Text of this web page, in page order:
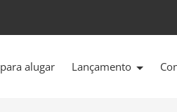
alugar Lançamento